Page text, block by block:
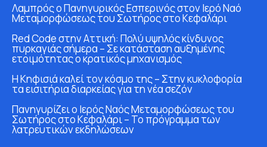
Λαμπρός ο Πανηγυρικός Εσπερινός στον Ιερό Ναό
Μεταμορφώσεως του Σωτήρος στο Κεφαλάρι
Red Code στην Αττική: Πολύ υψηλός κίνδυνος
πυρκαγιάς σήμερα – Σε κατάσταση αυξημένης
ετοιμότητας ο κρατικός μηχανισμός
Η Κηφισιά καλεί τον κόσμο της – Στην κυκλοφορία
τα εισιτήρια διαρκείας για τη νέα σεζόν
Πανηγυρίζει ο Ιερός Ναός Μεταμορφώσεως του
Σωτήρος στο Κεφαλάρι – Το πρόγραμμα των
λατρευτικών εκδηλώσεων